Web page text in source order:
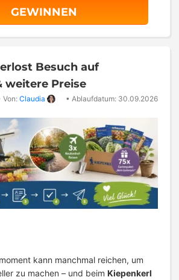
GEWINNEN
Besuch auf
weitere Preise
Von: Claudia • Ablaufdatum: 30.09.2026
kann manchmal reichen, um
zu machen – und beim Kiepenkerl